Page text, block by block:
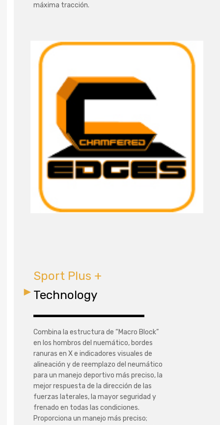
máxima tracción.
Sport Plus +
Technology
Combina la estructura de “Macro Block”
en los hombros del nuemático, bordes
ranuras en X e indicadores visuales de
alineación y de reemplazo del neumático
para un manejo deportivo más preciso, la
mejor respuesta de la dirección de las
fuerzas laterales, la mayor seguridad y
frenado en todas las condiciones.
Proporciona un manejo más preciso;